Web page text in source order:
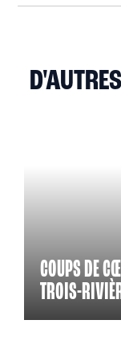
COUPS DE
TROIS-